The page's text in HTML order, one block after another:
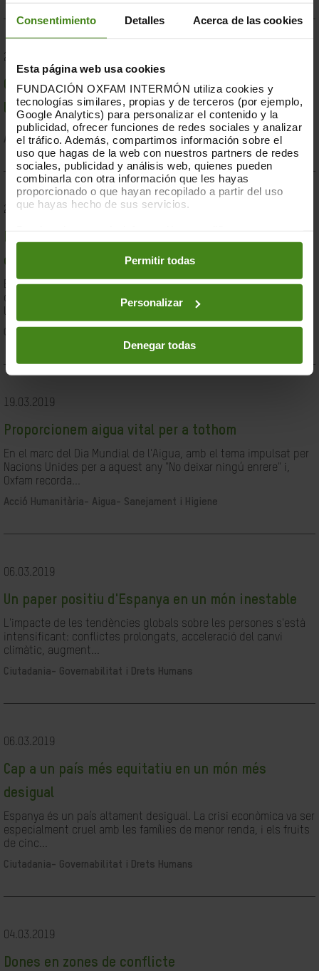
Consentimiento Detalles Acerca de las cookies
Esta página web usa cookies
FUNDACIÓN OXFAM INTERMÓN utiliza cookies y
tecnologías similares, propias y de terceros (por ejemplo,
Google Analytics) para personalizar el contenido y la
publicidad, ofrecer funciones de redes sociales y analizar
el tráfico. Además, compartimos información sobre el
uso que hagas de la web con nuestros partners de redes
sociales, publicidad y análisis web, quienes pueden
combinarla con otra información que les hayas
proporcionado o que hayan recopilado a partir del uso
que hayas hecho de sus servicios.
preferencias accediendo a nuestraPolítica de Cookieso
en los botones facilitados a continuación:
Permitir todas
Personalizar
Denegar todas
23.07.2019
Compromesos o complaents: una resposta fallida a
la crisi per sequera a la Banya d'Àfrica de 2019
Acció Humanitària-Resiliència i Mitjans de Vida
28.03.2019
desigualtat a Espanya
En el marc de la lluita contra la desigualtat, Oxfam Intermón ha
desenvolupat una eina d'anàlisi estructural de les causes de
la...
Ciutadania- Governabilitat i Drets Humans
19.03.2019
Proporcionem aigua vital per a tothom
En el marc del Dia Mundial de l'Aigua, amb el tema impulsat per
Nacions Unides per a aquest any "No deixar ningú enrere" i,
Oxfam recorda...
Acció Humanitària- Aigua- Sanejament i Higiene
06.03.2019
Un paper positiu d'Espanya en un món inestable
L'impacte de les tendències globals sobre les persones s'està
intensificant: conflictes prolongats, acceleració del canvi
climàtic, augment...
Ciutadania- Governabilitat i Drets Humans
06.03.2019
Cap a un país més equitatiu en un món més
desigual
Espanya és un país altament desigual. La crisi econòmica va ser
especialment cruel amb les famílies de menor renda, i els fruits
de cinc...
Ciutadania- Governabilitat i Drets Humans
04.03.2019
Dones en zones de conflicte